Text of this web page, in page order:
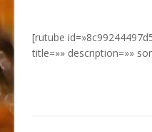
[rutube
title=»» description=»»